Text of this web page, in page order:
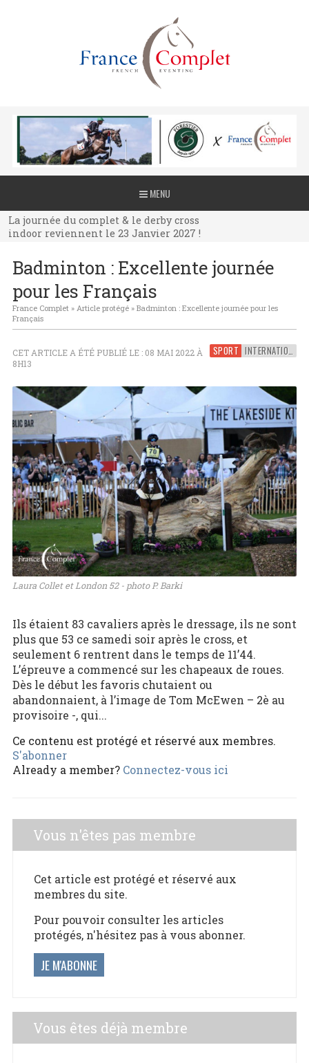
MENU
La journée du complet & le derby cross
indoor reviennent le 23 Janvier 2027 !
La journée du complet & le derby cross
indoor reviennent le 23 Janvier 2027 !
indoor reviennent le 23 Janvier 2027 !
Badminton : Excellente journée
pour les Français
France Complet» Article protégé» Badminton : Excellente journée pour les
Français
SPORT INTERNATIONAL
CET ARTICLE A ÉTÉ PUBLIÉ LE : 08 MAI 2022 À
8H13
Laura Collet et London 52 - photo P. Barki
Ils étaient 83 cavaliers après le dressage, ils ne sont
plus que 53 ce samedi soir après le cross, et
seulement 6 rentrent dans le temps de 11’44.
L’épreuve a commencé sur les chapeaux de roues.
Dès le début les favoris chutaient ou
abandonnaient, à l’image de Tom McEwen – 2è au
provisoire -, qui...
Ce contenu est protégé et réservé aux membres.
S'abonner
Already a member? Connectez-vous ici
Vous n'êtes pas membre
Cet article est protégé et réservé aux
membres du site.
Pour pouvoir consulter les articles
protégés, n'hésitez pas à vous abonner.
JE M'ABONNE
Vous êtes déjà membre